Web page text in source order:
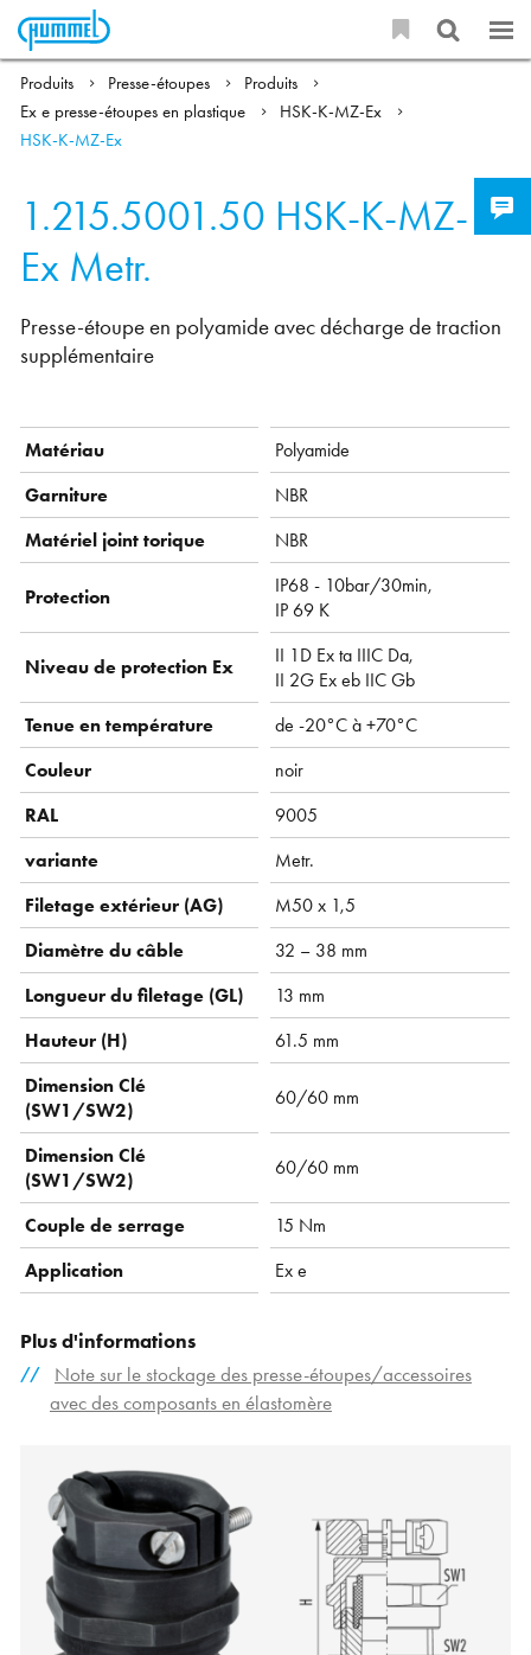
Produits Presse-étoupes
Produits
Ex e presse-étoupes en plastique
HSK-K-MZ-Ex
HSK-K-MZ-Ex
1.215.5001.50 HSK-K-MZ-
Ex Metr.
Presse-étoupe en polyamide avec décharge de traction
supplémentaire
Matériau
Polyamide
Garniture
NBR
Matériel joint torique
NBR
Protection
IP68 - 10bar/30min,
IP 69 K
Niveau de protection Ex
II 1D Ex ta IIIC Da,
II 2G Ex eb IIC Gb
Tenue en température
de -20°C à +70°C
Couleur
noir
RAL
9005
variante
Metr.
Filetage extérieur (AG)
M50 x 1,5
Diamètre du câble
32 – 38 mm
Longueur du filetage (GL)
13 mm
Hauteur (H)
61.5 mm
Dimension Clé
(SW1/SW2)
60/60 mm
Dimension Clé
(SW1/SW2)
60/60 mm
Couple de serrage
15 Nm
Application
Ex e
Plus d'informations
Note sur le stockage des presse-étoupes/accessoires
avec des composants en élastomère